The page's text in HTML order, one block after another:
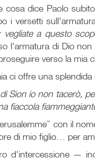
cosa dice Paolo
i versetti
vegliate a questo
l'armatura di Dio
verso la mia
ci offre una
Sion io non tacerò,
fiaccola
con il
di mio figlio… per
d'intercessione —